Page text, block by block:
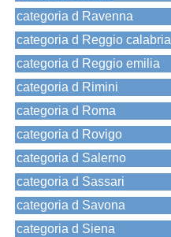
categoria d Ravenna
categoria d Reggio calabria
categoria d Reggio emilia
categoria d Rimini
categoria d Roma
categoria d Rovigo
categoria d Salerno
categoria d Sassari
categoria d Savona
categoria d Siena